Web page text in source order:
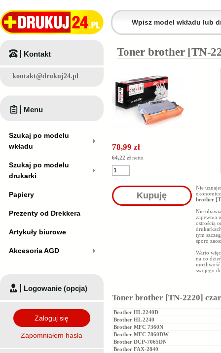
Toner brother [TN-
78,99 zł
64,22 zł netto
Kupuję
Nie
brother
Nie
zapewnia
ostrością
tym
sporo
Warto
na co
możliwość
swojego
Toner brother [TN-2220]
Brother HL 2240D
Brother HL 2240
Brother MFC 7360N
Brother MFC 7860DW
Brother DCP-7065DN
Brother FAX-2840
Kontakt
kontakt@drukuj24.pl
Menu
Szukaj po modelu
wkładu
Szukaj po modelu
drukarki
Papiery
Prezenty od Drekkera
Artykuły biurowe
Akcesoria AGD
Logowanie (opcja)
Zaloguj się
Zapomniałem hasła